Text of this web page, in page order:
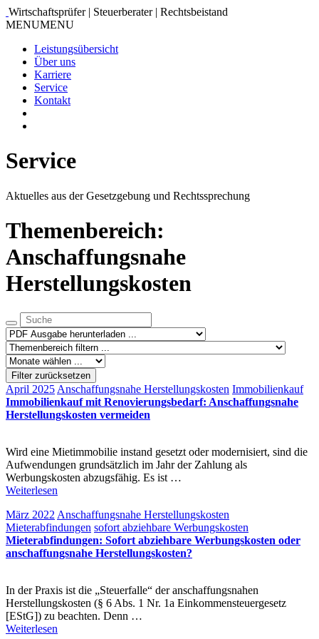
Wirtschaftsprüfer | Steuerberater | Rechtsbeistand
MENUMENU
Leistungsübersicht
Über uns
Karriere
Service
Kontakt
Service
Aktuelles aus der Gesetzgebung und Rechtssprechung
Themenbereich:
Anschaffungsnahe
Herstellungskosten
Filter zurücksetzen
April 2025 Anschaffungsnahe Herstellungskosten Immobilienkauf
Immobilienkauf mit Renovierungsbedarf: Anschaffungsnahe
Herstellungskosten vermeiden
Wird eine Mietimmobilie instand gesetzt oder modernisiert, sind die
Aufwendungen grundsätzlich im Jahr der Zahlung als
Werbungskosten abzugsfähig. Es ist …
Weiterlesen
März 2022 Anschaffungsnahe Herstellungskosten
Mieterabfindungen sofort abziehbare Werbungskosten
Mieterabfindungen: Sofort abziehbare Werbungskosten oder
anschaffungsnahe Herstellungskosten?
In der Praxis ist die „Steuerfalle“ der anschaffungsnahen
Herstellungskosten (§ 6 Abs. 1 Nr. 1a Einkommensteuergesetz
[EStG]) zu beachten. Denn …
Weiterlesen